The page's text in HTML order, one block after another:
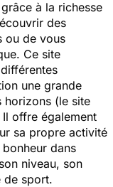
à la richesse
des
ou de vous
Ce site
une grande
horizons (le site
offre également
sa propre activité
dans
niveau, son
de sport.